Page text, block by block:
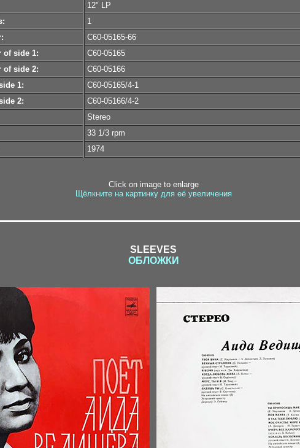
12" LP
1
C60-05165-66
of side 1:
С60-05165
of side 2:
С60-05166
1:
С60-05165/4-1
2:
С60-05166/4-2
Stereo
33 1/3 rpm
1974
Click on image to enlarge
Щёлкните на картинку для её увеличения
SLEEVES
ОБЛОЖКИ